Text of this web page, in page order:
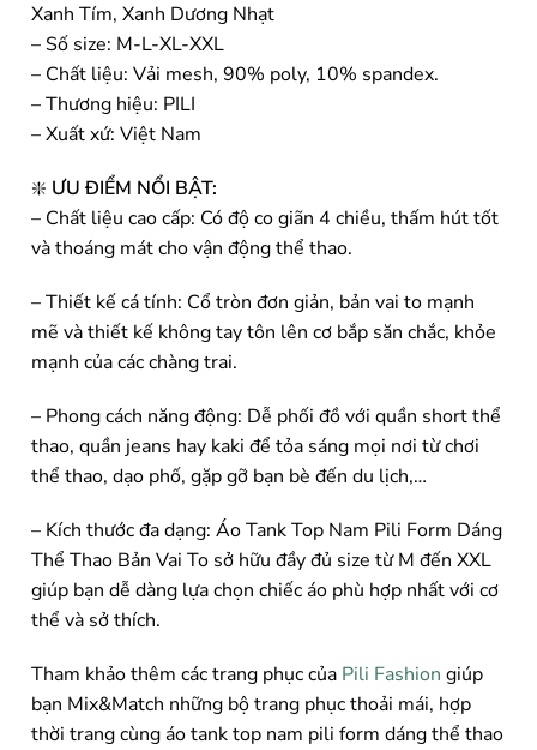
Xanh Tím, Xanh Dương Nhạt
– Số size: M-L-XL-XXL
– Chất liệu: Vải mesh, 90% poly, 10% spandex.
– Thương hiệu: PILI
– Xuất xứ: Việt Nam
❇️ ƯU ĐIỂM NỔI BẬT:
– Chất liệu cao cấp: Có độ co giãn 4 chiều, thấm hút tốt
và thoáng mát cho vận động thể thao.
– Thiết kế cá tính: Cổ tròn đơn giản, bản vai to mạnh
mẽ và thiết kế không tay tôn lên cơ bắp săn chắc, khỏe
mạnh của các chàng trai.
– Phong cách năng động: Dễ phối đồ với quần short thể
thao, quần jeans hay kaki để tỏa sáng mọi nơi từ chơi
thể thao, dạo phố, gặp gỡ bạn bè đến du lịch,…
– Kích thước đa dạng: Áo Tank Top Nam Pili Form Dáng
Thể Thao Bản Vai To sở hữu đầy đủ size từ M đến XXL
giúp bạn dễ dàng lựa chọn chiếc áo phù hợp nhất với cơ
thể và sở thích.
Tham khảo thêm các trang phục của Pili Fashion giúp
bạn Mix&Match những bộ trang phục thoải mái, hợp
thời trang cùng áo tank top nam pili form dáng thể thao